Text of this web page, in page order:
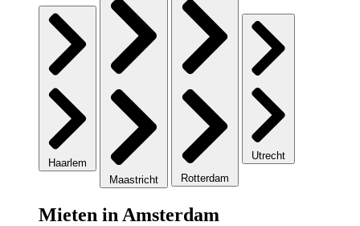
Haarlem
Maastricht
Rotterdam
Utrecht
Mieten in Amsterdam